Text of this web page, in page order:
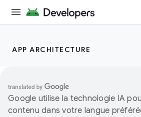
APP ARCHITECTURE
Google utilise la technologie IA
contenu dans votre langue